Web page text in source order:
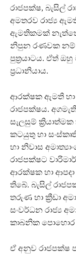
රාජපක්ෂ, බැසිල්
අමතරව රාජ්‍ය
ඇමතිකමක්
නිපුන රණවක නම්
පුත්‍රයාටය. ඒත්
ප්‍රධානියාය.
ආරක්ෂක ඇමති
රාජපක්ෂය.
සැලසුම්
කටයුතු හා
හා නිවාස
රාජපක්ෂට
ආරක්ෂක හා
තිබේ. බැසිල්
තරුණ හා ක්‍රීඩා
සංවර්ධන රාජ්‍ය
කාබනික පොහොර
ඒ අනුව රාජපක්ෂ